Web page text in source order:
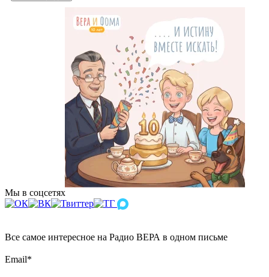
Мы в соцсетях
Все самое интересное на Радио ВЕРА в одном письме
Email*